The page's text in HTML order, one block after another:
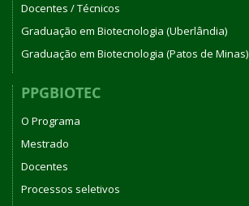
Docentes / Técnicos
Graduação em Biotecnologia (Uberlândia)
Graduação em Biotecnologia (Patos de Minas)
PPGBIOTEC
O Programa
Mestrado
Docentes
Processos seletivos